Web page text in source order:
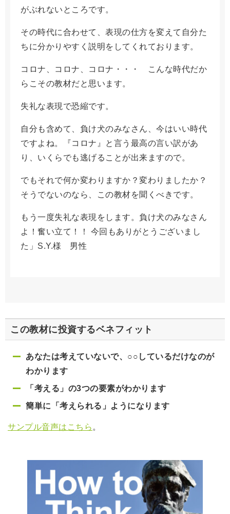
がぶれないところです。
その時代に合わせて、表現の仕方を変えて自分た
ちに分かりやすく説明をしてくれております。
コロナ、コロナ、コロナ・・・ こんな時代だか
らこその教材だと思います。
失礼な表現で恐縮です。
自分も含めて、負け犬のみなさん、今はいい時代
ですよね。『コロナ』と言う最高の言い訳があ
り、いくらでも逃げることが出来ますので。
でもそれで何か変わりますか？変わりましたか？
そうでないのなら、この教材を聞くべきです。
もう一度失礼な表現をします。負け犬のみなさん
よ！奮い立て！！ 今回もありがとうございまし
た」S.Y.様 男性
この教材に投資するベネフィット
あなたは考えていないで、○○しているだけなのが
わかります
「考える」の3つの要素がわかります
簡単に「考えられる」ようになります
サンプル音声はこちら 。